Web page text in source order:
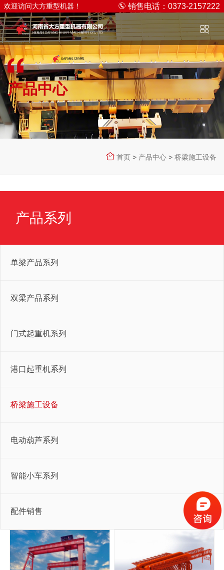
欢迎访问大方重型机器！ 销售电话：0373-2157222
产品中心
PRODUCT CENTER
首页 > 产品中心 > 桥梁施工设备
产品系列
单梁产品系列
双梁产品系列
门式起重机系列
港口起重机系列
桥梁施工设备
电动葫芦系列
智能小车系列
配件销售